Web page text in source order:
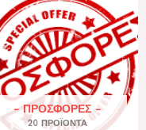
- ΠΡΟΣΦΟΡΕΣ -
20 ΠΡΟΪΌΝΤΑ